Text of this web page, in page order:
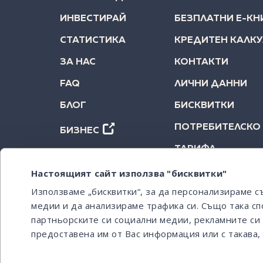
Настоящият сайт използва "бисквитки"
Използваме „бисквитки“, за да
медии и да анализираме трафика си. Също така
партньорските си социални медии, рекламните
предоставена им от Вас информация или с
ИНВЕСТИРАЙ
СТАТИСТИКА
ЗА НАС
FAQ
БЛОГ
БИЗНЕС
БЕЗПЛАТНИ Е-
КРЕДИТЕН
КОНТАКТИ
ЛИЧНИ ДАННИ
БИСКВИТКИ
ТАРИФА